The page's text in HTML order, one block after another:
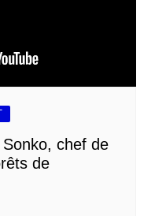
chef de
de